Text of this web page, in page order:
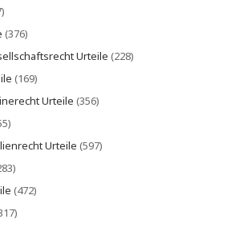
(376)
Urteile (228)
(169)
Urteile (356)
Urteile (597)
(472)